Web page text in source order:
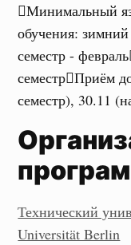
Минимальный
обучения:зимний
семестр - февраль
семестр Приём
семестр), 30.11
Технический
Universität Berlin